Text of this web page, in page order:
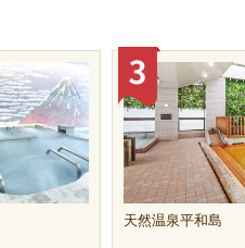
天然温泉平和島